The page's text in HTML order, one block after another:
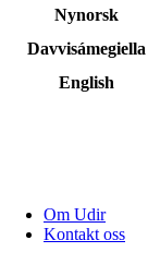
Nynorsk
Davvisámegiella
English
Om Udir
Kontakt oss